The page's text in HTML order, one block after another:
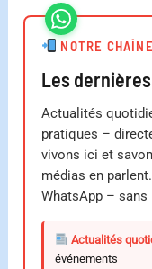
NOTRE
Les
Actualités
pratiques –
vivons ici et
médias en
WhatsApp –
Actualités
événements